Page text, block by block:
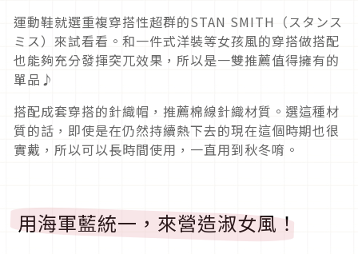
運動鞋就選重複穿搭性超群的STAN SMITH（スタンス
ミス）來試看看。和一件式洋裝等女孩風的穿搭做搭配
也能夠充分發揮突兀效果，所以是一雙推薦值得擁有的
單品♪
搭配成套穿搭的針織帽，推薦棉線針織材質。選這種材
質的話，即使是在仍然持續熱下去的現在這個時期也很
實戴，所以可以長時間使用，一直用到秋冬唷。
用海軍藍統一，來營造淑女風！